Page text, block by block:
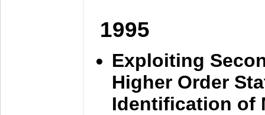
1995
Exploiting
Higher Order
Identification of